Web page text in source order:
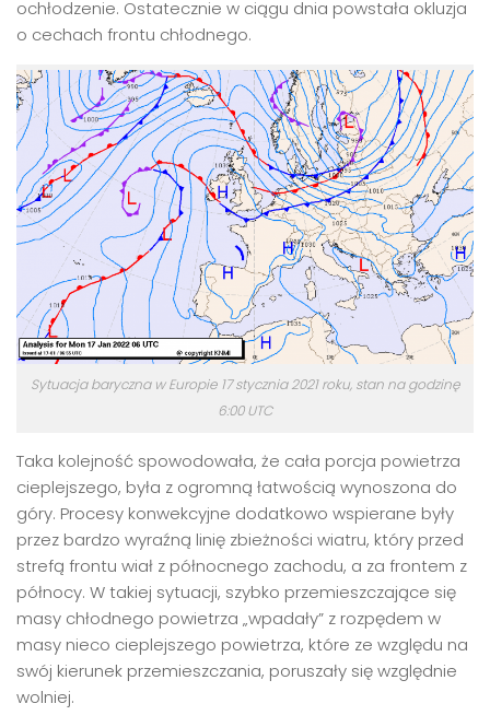
ochłodzenie. Ostatecznie w ciągu dnia powstała okluzja
o cechach frontu chłodnego.
Sytuacja baryczna w Europie 17 stycznia 2021 roku, stan na godzinę
6:00 UTC
Taka kolejność spowodowała, że cała porcja powietrza
cieplejszego, była z ogromną łatwością wynoszona do
góry. Procesy konwekcyjne dodatkowo wspierane były
przez bardzo wyraźną linię zbieżności wiatru, który przed
strefą frontu wiał z północnego zachodu, a za frontem z
północy. W takiej sytuacji, szybko przemieszczające się
masy chłodnego powietrza „wpadały” z rozpędem w
masy nieco cieplejszego powietrza, które ze względu na
swój kierunek przemieszczania, poruszały się względnie
wolniej.